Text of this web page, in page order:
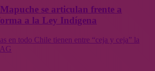
se articulan frente a
a la Ley Indígena
en todo Chile tienen entre “ceja y ceja” la